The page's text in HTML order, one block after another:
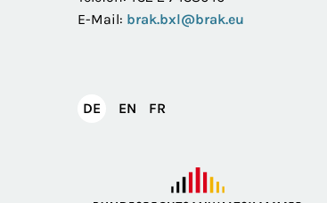
E-Mail: brak.bxl@brak.eu
DEDeutsch
EN English
FR